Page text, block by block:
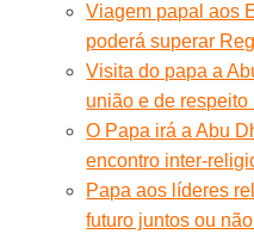
Viagem papal aos
poderá superar
Visita do papa a
união e de respeito
O Papa irá a Abu
encontro inter-
Papa aos líderes
futuro juntos ou